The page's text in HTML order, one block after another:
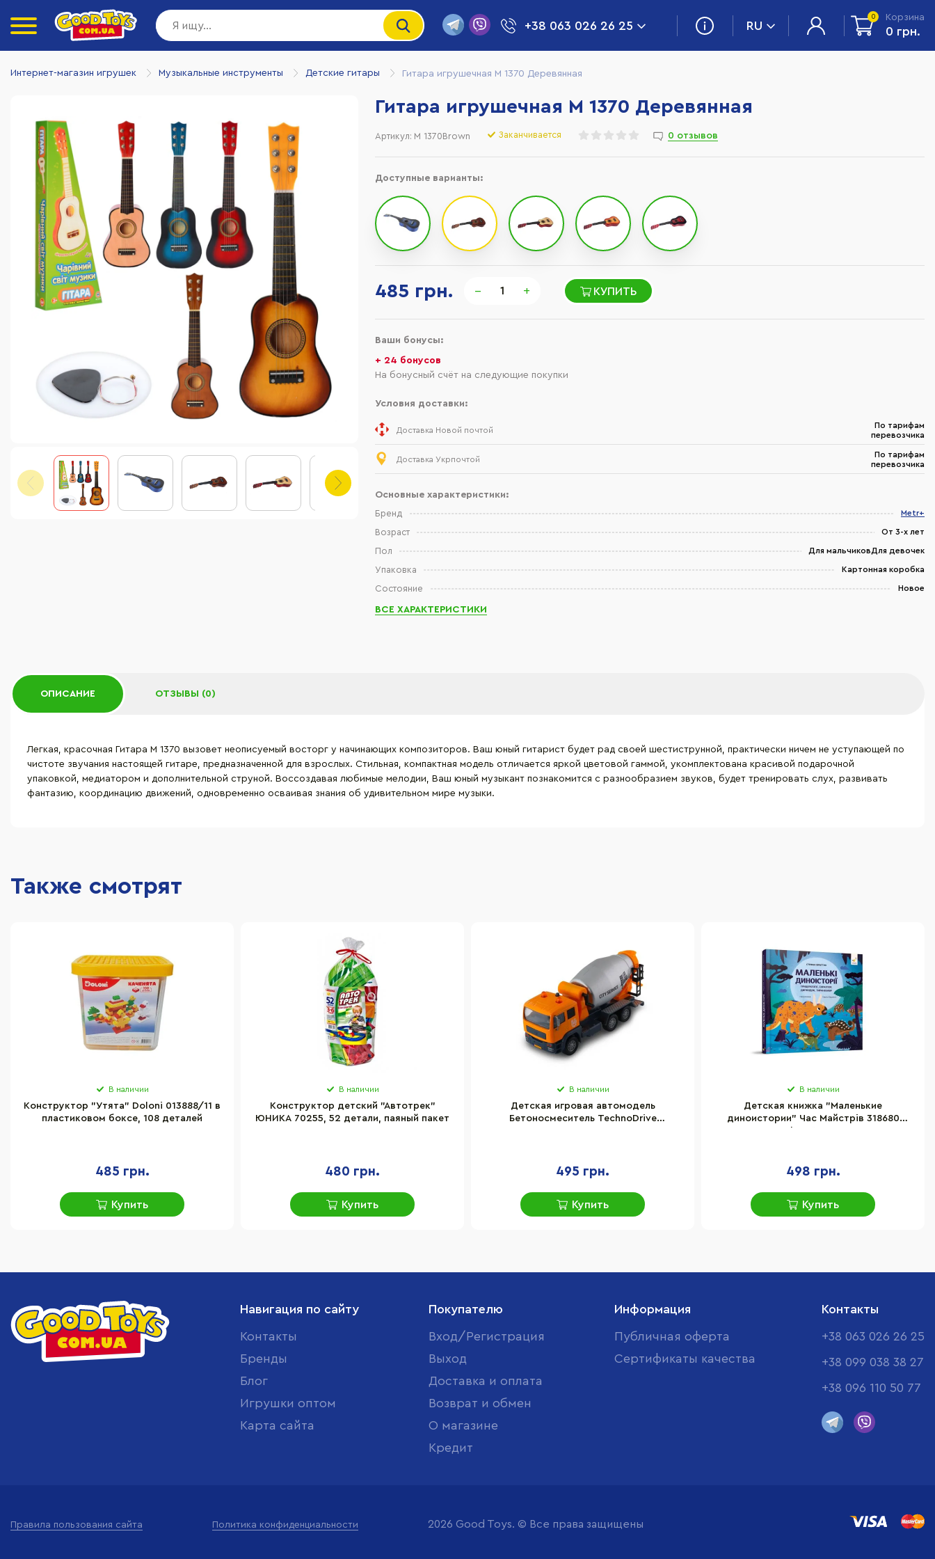
+38 063 026 26 25 RU
0 Корзина
0 грн.
Интернет-магазин игрушек Музыкальные инструменты Детские гитары Гитара игрушечная M 1370 Деревянная
Доступные варианты:
485 грн. − + КУПИТЬ
Гитара игрушечная M 1370 Деревянная
Артикул: M 1370Brown Заканчивается 0 отзывов
Ваши бонусы:
+ 24 бонусов
На бонусный счёт на следующие покупки
Условия доставки:
Доставка Новой почтой
По тарифам
перевозчика
Доставка Укрпочтой
По тарифам
перевозчика
Основные характеристики:
Бренд Metr+
Возраст От 3-х лет
Пол Для мальчиковДля девочек
Упаковка Картонная коробка
Состояние Новое
ВСЕ ХАРАКТЕРИСТИКИ
ОПИСАНИЕ ОТЗЫВЫ (0)
Легкая, красочная Гитара M 1370 вызовет неописуемый восторг у начинающих композиторов. Ваш юный гитарист будет рад своей шестиструнной, практически ничем не уступающей по
чистоте звучания настоящей гитаре, предназначенной для взрослых. Стильная, компактная модель отличается яркой цветовой гаммой, укомплектована красивой подарочной
упаковкой, медиатором и дополнительной струной. Воссоздавая любимые мелодии, Ваш юный музыкант познакомится с разнообразием звуков, будет тренировать слух, развивать
фантазию, координацию движений, одновременно осваивая знания об удивительном мире музыки.
Также смотрят
В наличии
Конструктор "Утята" Doloni 013888/11 в
пластиковом боксе, 108 деталей
485 грн.
Купить
В наличии
Конструктор детский "Автотрек"
ЮНИКА 70255, 52 детали, паяный пакет
480 грн.
Купить
В наличии
Детская игровая автомодель
Бетоносмеситель TechnoDrive
495 грн.
Купить
В наличии
Детская книжка "Маленькие
диноистории" Час Майстрів 318680
498 грн.
Купить
Навигация по сайту
Контакты
Бренды
Блог
Игрушки оптом
Карта сайта
Покупателю
Вход/Регистрация
Выход
Доставка и оплата
Возврат и обмен
О магазине
Кредит
Информация
Публичная оферта
Сертификаты качества
Контакты
+38 063 026 26 25
+38 099 038 38 27
+38 096 110 50 77
Правила пользования сайта Политика конфиденциальности 2026 Good Toys. © Все права защищены